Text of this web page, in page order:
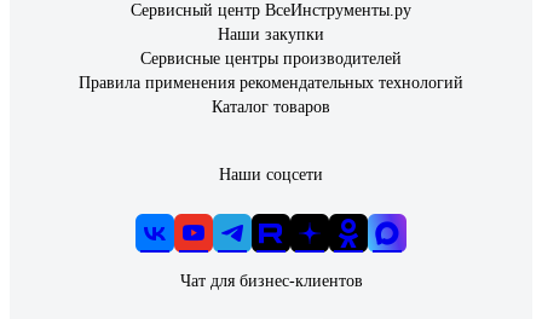
Сервисный центр ВсеИнструменты.ру
Наши закупки
Сервисные центры производителей
Правила применения рекомендательных технологий
Каталог товаров
Наши соцсети
Чат для бизнес-клиентов